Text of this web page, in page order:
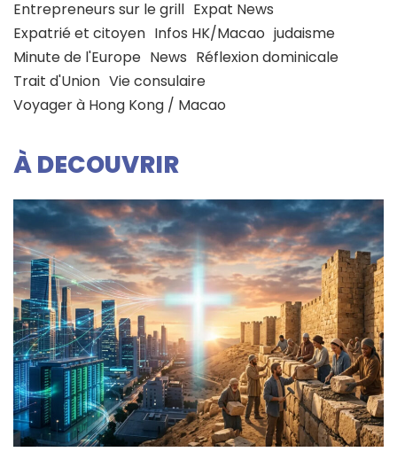
Entrepreneurs sur le grill Expat News
Expatrié et citoyen Infos HK/Macao judaisme
Minute de l'Europe News Réflexion dominicale
Trait d'Union Vie consulaire
Voyager à Hong Kong / Macao
À DECOUVRIR